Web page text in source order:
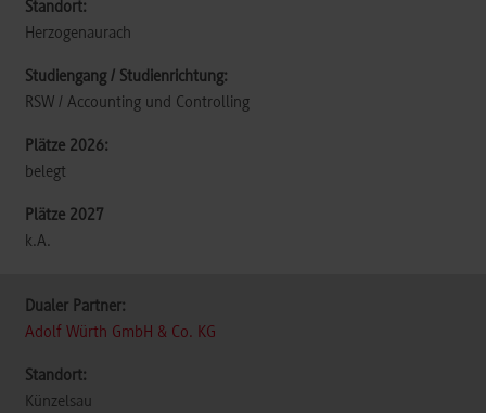
Herzogenaurach
RSW / Accounting und Controlling
belegt
k.A.
Adolf Würth GmbH & Co. KG
Künzelsau